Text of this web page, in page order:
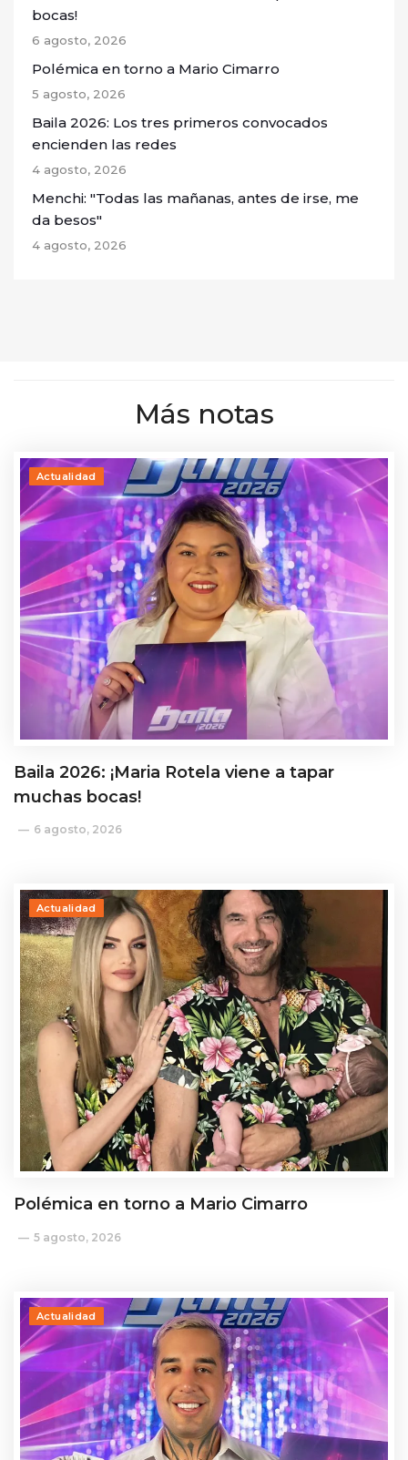
bocas!
6 agosto, 2026
Polémica en torno a Mario Cimarro
5 agosto, 2026
Baila 2026: Los tres primeros convocados
encienden las redes
4 agosto, 2026
Menchi: "Todas las mañanas, antes de irse, me
da besos"
4 agosto, 2026
Más notas
Actualidad
Baila 2026: ¡Maria Rotela viene a tapar
muchas bocas!
6 agosto, 2026
Actualidad
Polémica en torno a Mario Cimarro
5 agosto, 2026
Actualidad